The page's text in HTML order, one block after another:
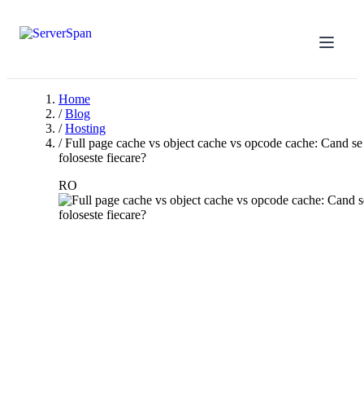
Home
/ Blog
/ Hosting
/ Full page cache vs object cache vs opcode cache: Cand se
foloseste fiecare?
RO